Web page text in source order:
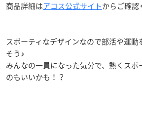
商品詳細はアコス公式サイトからご確認
スポーティなデザインなので部活や運
そう♪
みんなの一員になった気分で、熱くスポ
のもいいかも！？